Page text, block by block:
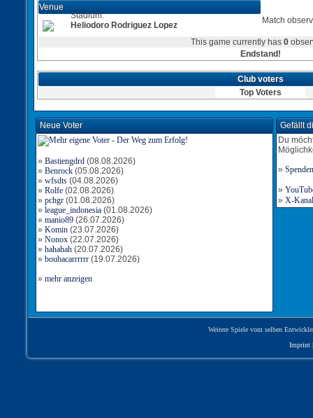
Venue
Stadium:
Heliodoro Rodriguez Lopez
Match
This game currently has 0
Endstand!
Club voters
Top Voters
Neue Voter
» Bastiengdrd (08.08.2026)
» Benrock (05.08.2026)
» wfsdts (04.08.2026)
» Rolfe (02.08.2026)
» pchgr (01.08.2026)
» league_indonesia (01.08.2026)
» manio89 (26.07.2026)
» Komin (23.07.2026)
» Nonox (22.07.2026)
» hahahah (20.07.2026)
» boubacarrrrrr (19.07.2026)
» mehr anzeigen
Gefällt
Du
» Spenden
»
» X-
Weitere Spiele vom selben
Imprint